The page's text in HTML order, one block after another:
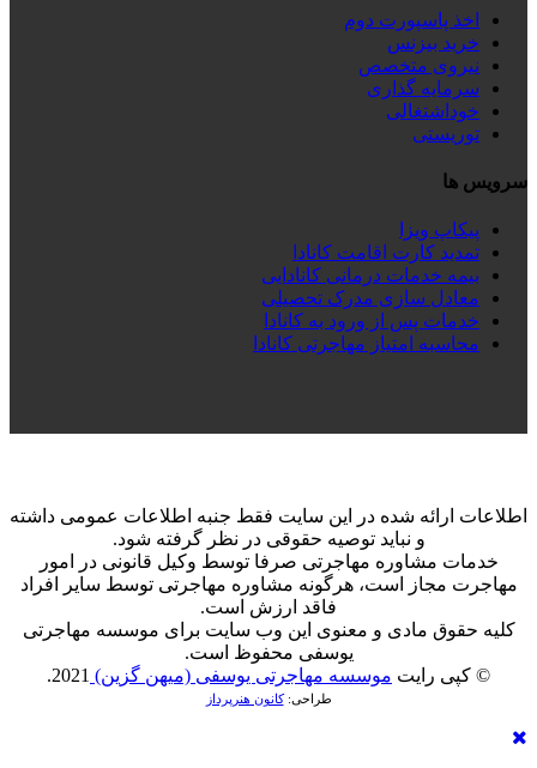
اخذ پاسپورت دوم
خرید بیزنس
نیروی متخصص
سرمایه گذاری
خوداشتغالی
توریستی
سرویس ها
پیکاپ ویزا
تمدید کارت اقامت کانادا
بیمه خدمات درمانی کانادایی
معادل سازی مدرک تحصیلی
خدمات پس از ورود به کانادا
محاسبه امتیاز مهاجرتی کانادا
اطلاعات ارائه شده در این سایت فقط جنبه اطلاعات عمومی داشته
و نباید توصیه حقوقی در نظر گرفته شود.
خدمات مشاوره مهاجرتی صرفا توسط وکیل قانونی در امور
مهاجرت مجاز است، هرگونه مشاوره مهاجرتی توسط سایر افراد
فاقد ارزش است.
کلیه حقوق مادی و معنوی این وب سایت برای موسسه مهاجرتی
یوسفی محفوظ است.
© کپی رایت موسسه مهاجرتی یوسفی (میهن گزین) 2021.
طراحی: کانون هنرپرداز